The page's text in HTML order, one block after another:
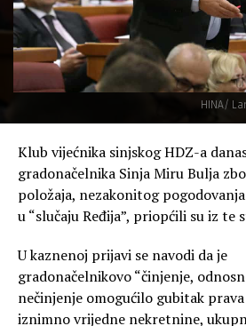
HINA/
Klub vijećnika sinjskog HDZ-a
gradonačelnika Sinja Miru Bulja
položaja, nezakonitog
u “slučaju Ređija”, priopćili su iz te
U kaznenoj prijavi se navodi da je
gradonačelnikovo “činjenje,
nečinjenje omogućilo gubitak
iznimno vrijedne nekretnine,